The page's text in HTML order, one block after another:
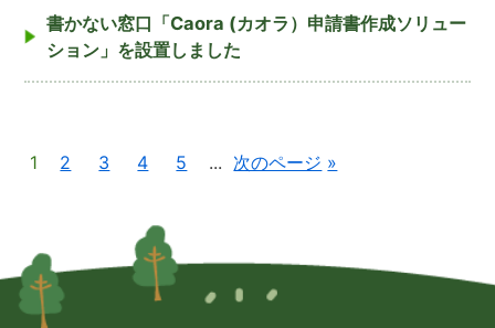
書かない窓口「Caora (カオラ）申請書作成ソリュー
ション」を設置しました
1 2 3 4 5 ... 次のページ »